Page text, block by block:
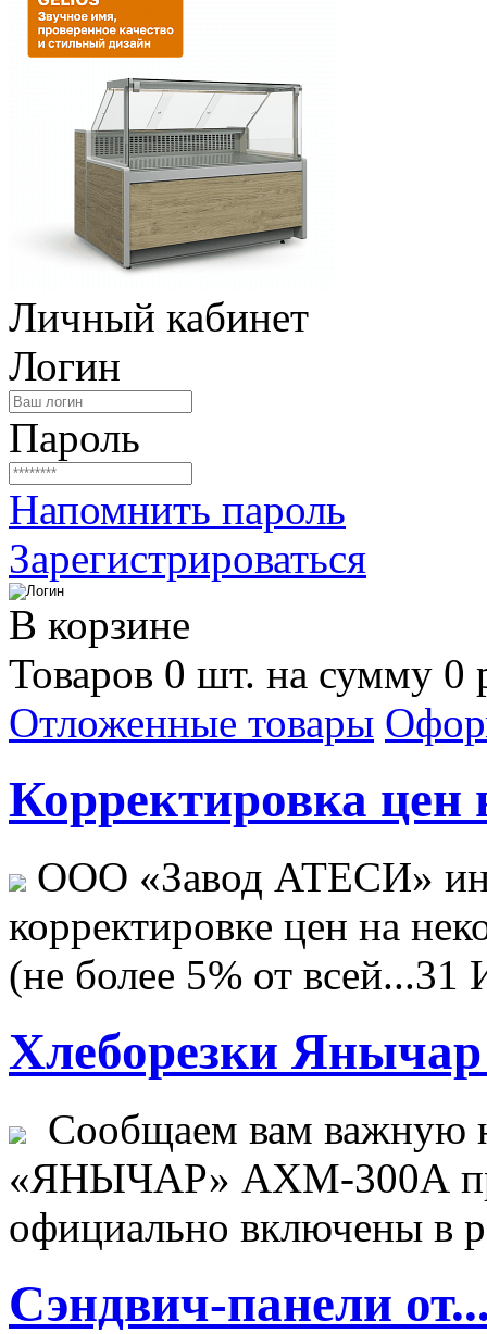
Личный кабинет
Логин
Пароль
Напомнить пароль
Зарегистрироваться
В корзине
Товаров 0 шт. на сумму 0
Отложенные товары
Корректировка цен
ООО «Завод АТЕСИ»
корректировке цен на
(не более 5% от всей...31
Хлеборезки Янычар
Сообщаем вам важную
«ЯНЫЧАР» АХМ-300А
официально включены в
Сэндвич-панели